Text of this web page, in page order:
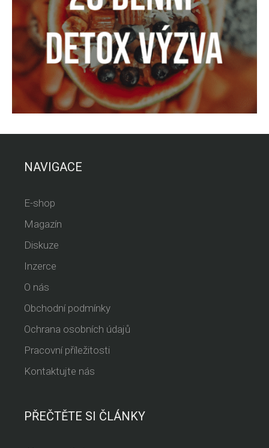
NAVIGACE
E-shop
Magazín
Diskuze
Inzerce
O nás
Obchodní podmínky
Ochrana osobních údajů
Pracovní příležitosti
Kontaktujte nás
PŘEČTĚTE SI ČLÁNKY